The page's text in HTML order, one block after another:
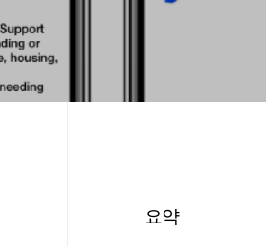
요약